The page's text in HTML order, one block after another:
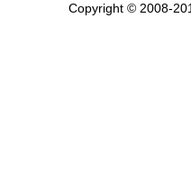
Copyright © 2008-